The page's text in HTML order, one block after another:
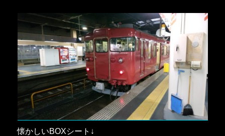
懐かしいBOXシート↓